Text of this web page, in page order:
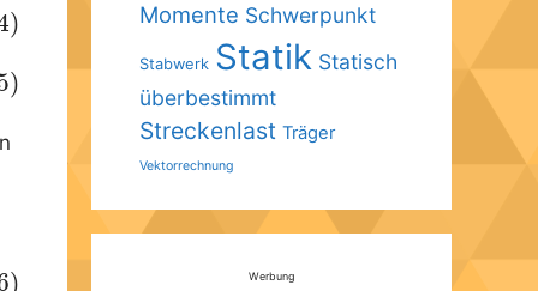
Momente Schwerpunkt
Stabwerk Statik Statisch
überbestimmt
Streckenlast Träger
Vektorrechnung
Werbung